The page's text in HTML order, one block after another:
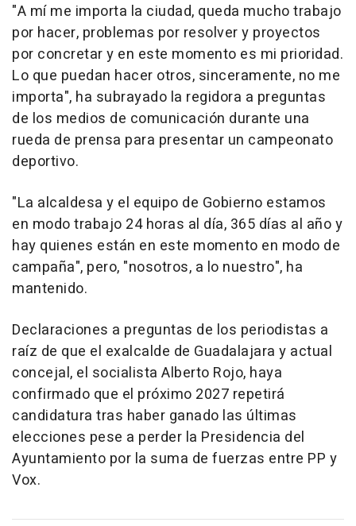
"A mí me importa la ciudad, queda mucho trabajo
por hacer, problemas por resolver y proyectos
por concretar y en este momento es mi prioridad.
Lo que puedan hacer otros, sinceramente, no me
importa", ha subrayado la regidora a preguntas
de los medios de comunicación durante una
rueda de prensa para presentar un campeonato
deportivo.
"La alcaldesa y el equipo de Gobierno estamos
en modo trabajo 24 horas al día, 365 días al año y
hay quienes están en este momento en modo de
campaña", pero, "nosotros, a lo nuestro", ha
mantenido.
Declaraciones a preguntas de los periodistas a
raíz de que el exalcalde de Guadalajara y actual
concejal, el socialista Alberto Rojo, haya
confirmado que el próximo 2027 repetirá
candidatura tras haber ganado las últimas
elecciones pese a perder la Presidencia del
Ayuntamiento por la suma de fuerzas entre PP y
Vox.